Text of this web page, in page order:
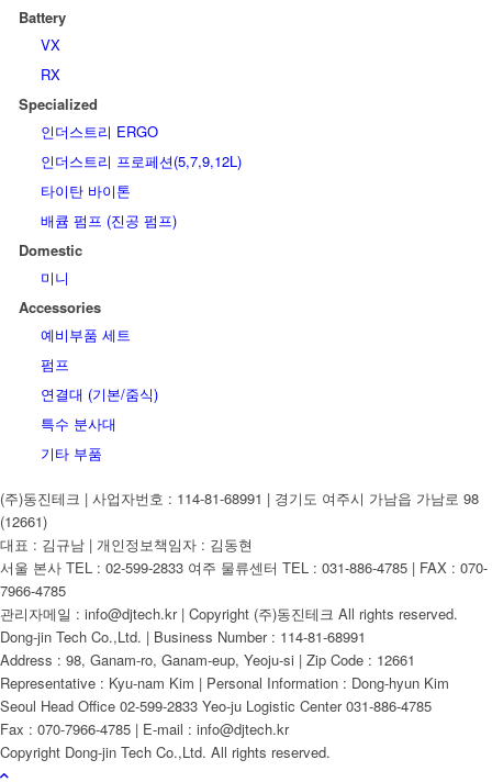
Battery
VX
RX
Specialized
인더스트리 ERGO
인더스트리 프로페션(5,7,9,12L)
타이탄 바이톤
배큠 펌프 (진공 펌프)
Domestic
미니
Accessories
예비부품 세트
펌프
연결대 (기본/줌식)
특수 분사대
기타 부품
(주)동진테크 | 사업자번호 : 114-81-68991 | 경기도 여주시 가남읍 가남로 98
(12661)
대표 : 김규남 | 개인정보책임자 : 김동현
서울 본사 TEL : 02-599-2833 여주 물류센터 TEL : 031-886-4785 | FAX : 070-
7966-4785
관리자메일 : info@djtech.kr | Copyright (주)동진테크 All rights reserved.
Dong-jin Tech Co.,Ltd. | Business Number : 114-81-68991
Address : 98, Ganam-ro, Ganam-eup, Yeoju-si | Zip Code : 12661
Representative : Kyu-nam Kim | Personal Information : Dong-hyun Kim
Seoul Head Office 02-599-2833 Yeo-ju Logistic Center 031-886-4785
Fax : 070-7966-4785 | E-mail : info@djtech.kr
Copyright Dong-jin Tech Co.,Ltd. All rights reserved.